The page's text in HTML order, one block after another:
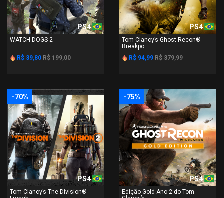
PS4
WATCH DOGS 2
R$ 39,80 R$ 199,00
PS4
Tom Clancy’s Ghost Recon®
Breakpo...
R$ 94,99 R$ 379,99
-70%
PS4
Tom Clancy’s The Division®
-75%
PS4
Edição Gold Ano 2 do Tom